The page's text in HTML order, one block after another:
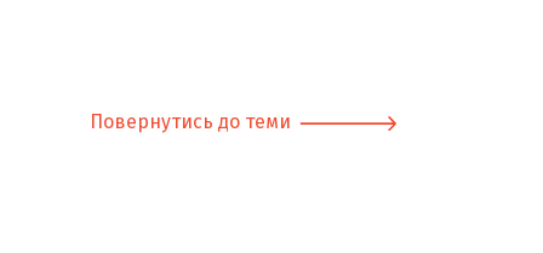
Повернутись до теми